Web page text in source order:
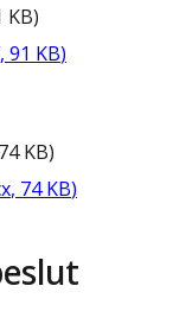
KB)
, 91 KB)
74 KB)
, 74 KB)